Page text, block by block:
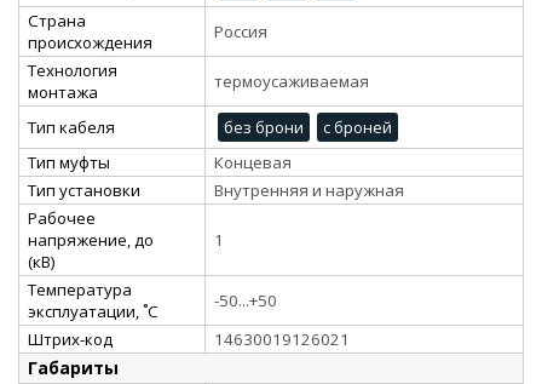
Страна
происхождения
Россия
Технология
монтажа
термоусаживаемая
Тип кабеля без брони
с броней
Тип муфты
Концевая
Тип установки
Внутренняя и наружная
Рабочее
напряжение, до
(кВ)
1
Температура
эксплуатации, ˚С
-50...+50
Штрих-код
14630019126021
Габариты